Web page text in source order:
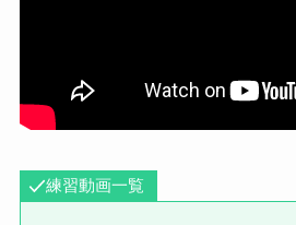
練習動画一覧